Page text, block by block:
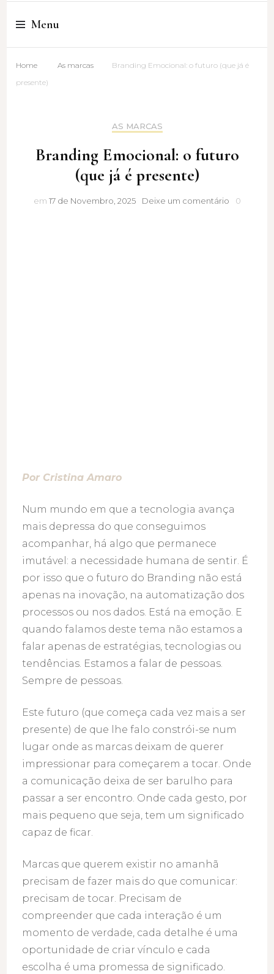
Cristina Amaro
Menu
Home As marcas
Branding Emocional: o futuro (que já é
presente)
AS MARCAS
Branding Emocional: o futuro
(que já é presente)
em 17 de Novembro, 2025 Deixe um comentárioBranding
0
Por Cristina Amaro
Num mundo em que a tecnologia avança
mais depressa do que conseguimos
acompanhar, há algo que permanece
imutável: a necessidade humana de sentir. É
por isso que o futuro do Branding não está
apenas na inovação, na automatização dos
processos ou nos dados. Está na emoção. E
quando falamos deste tema não estamos a
falar apenas de estratégias, tecnologias ou
tendências. Estamos a falar de pessoas.
Sempre de pessoas.
Este futuro (que começa cada vez mais a ser
presente) de que lhe falo constrói-se num
lugar onde as marcas deixam de querer
impressionar para começarem a tocar. Onde
a comunicação deixa de ser barulho para
passar a ser encontro. Onde cada gesto, por
mais pequeno que seja, tem um significado
capaz de ficar.
Marcas que querem existir no amanhã
precisam de fazer mais do que comunicar:
precisam de tocar. Precisam de
compreender que cada interação é um
momento de verdade, cada detalhe é uma
oportunidade de criar vínculo e cada
escolha é uma promessa de significado.